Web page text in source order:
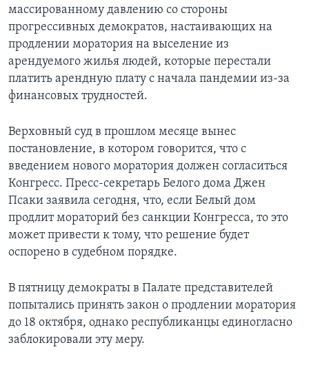
массированному давлению со стороны
прогрессивных демократов, настаивающих на
продлении моратория на выселение из
арендуемого жилья людей, которые перестали
платить арендную плату с начала пандемии из-за
финансовых трудностей.
Верховный суд в прошлом месяце вынес
постановление, в котором говорится, что с
введением нового моратория должен согласиться
Конгресс. Пресс-секретарь Белого дома Джен
Псаки заявила сегодня, что, если Белый дом
продлит мораторий без санкции Конгресса, то это
может привести к тому, что решение будет
оспорено в судебном порядке.
В пятницу демократы в Палате представителей
попытались принять закон о продлении моратория
до 18 октября, однако республиканцы единогласно
заблокировали эту меру.